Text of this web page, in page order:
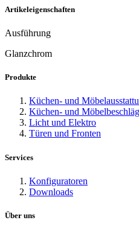
Artikeleigenschaften
Ausführung
Glanzchrom
Produkte
Küchen- und
Küchen- und
Licht und Elektro
Türen und Fronten
Services
Konfiguratoren
Downloads
Über uns